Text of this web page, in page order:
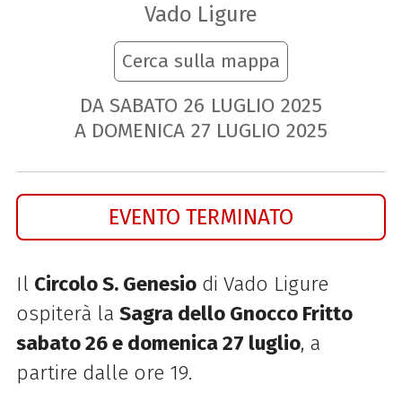
Vado Ligure
Cerca sulla mappa
DA SABATO 26 LUGLIO 2025
A DOMENICA 27 LUGLIO 2025
EVENTO TERMINATO
Il Circolo S. Genesiodi Vado Ligure
ospiterà la Sagra dello Gnocco Fritto
sabato 26 e domenica 27 luglio, a
partire dalle ore 19.